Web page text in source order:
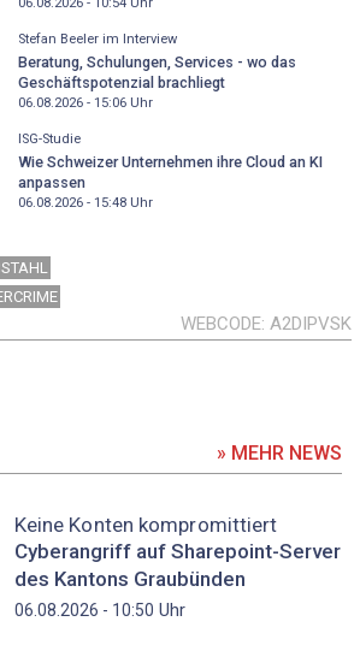
06.08.2026 - 10:54Uhr
Stefan Beeler im Interview
Beratung, Schulungen, Services - wo das
Geschäftspotenzial brachliegt
06.08.2026 - 15:06Uhr
ISG-Studie
Wie Schweizer Unternehmen ihre Cloud an KI
anpassen
06.08.2026 - 15:48Uhr
WEBCODE A2DIPVSK
» MEHR NEWS
Keine Konten kompromittiert
Cyberangriff auf Sharepoint-Server
des Kantons Graubünden
06.08.2026 - 10:50 Uhr